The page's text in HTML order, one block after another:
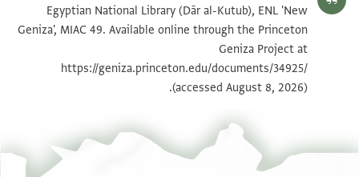
Egyptian National Library (Dār al-Kutub), ENL 'New
Geniza', MIAC 49. Available online through the Princeton
Geniza Project at
https://geniza.princeton.edu/documents/34925/
(accessed August 8, 2026).